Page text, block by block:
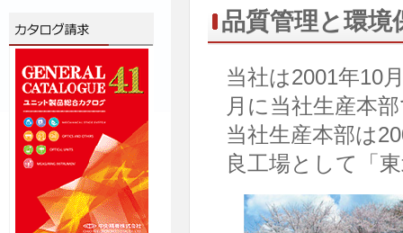
品質管理と環境
当社は2001年10
月に当社生産本
当社生産本部は
良工場として「